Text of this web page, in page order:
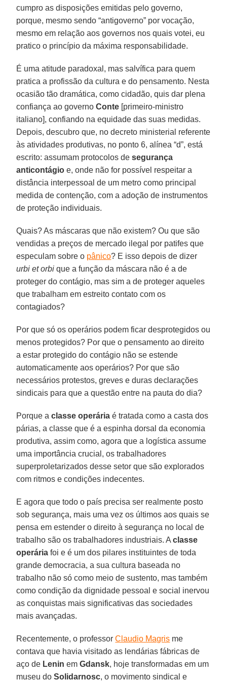
cumpro as disposições emitidas pelo governo,
porque, mesmo sendo “antigoverno” por vocação,
mesmo em relação aos governos nos quais votei, eu
pratico o princípio da máxima responsabilidade.
É uma atitude paradoxal, mas salvífica para quem
pratica a profissão da cultura e do pensamento. Nesta
ocasião tão dramática, como cidadão, quis dar plena
confiança ao governoConte [primeiro-ministro
italiano], confiando na equidade das suas medidas.
Depois, descubro que, no decreto ministerial referente
às atividades produtivas, no ponto 6, alínea “d”, está
escrito: assumam protocolos desegurança
anticontágio e, onde não for possível respeitar a
distância interpessoal de um metro como principal
medida de contenção, com a adoção de instrumentos
de proteção individuais.
Quais? As máscaras que não existem? Ou que são
vendidas a preços de mercado ilegal por patifes que
especulam sobre o pânico? E isso depois de dizer
urbi et orbi que a função da máscara não é a de
proteger do contágio, mas sim a de proteger aqueles
que trabalham em estreito contato com os
contagiados?
Por que só os operários podem ficar desprotegidos ou
menos protegidos? Por que o pensamento ao direito
a estar protegido do contágio não se estende
automaticamente aos operários? Por que são
necessários protestos, greves e duras declarações
sindicais para que a questão entre na pauta do dia?
Porque aclasse operária é tratada como a casta dos
párias, a classe que é a espinha dorsal da economia
produtiva, assim como, agora que a logística assume
uma importância crucial, os trabalhadores
superproletarizados desse setor que são explorados
com ritmos e condições indecentes.
E agora que todo o país precisa ser realmente posto
sob segurança, mais uma vez os últimos aos quais se
pensa em estender o direito à segurança no local de
trabalho são os trabalhadores industriais. Aclasse
operária foi e é um dos pilares instituintes de toda
grande democracia, a sua cultura baseada no
trabalho não só como meio de sustento, mas também
como condição da dignidade pessoal e social inervou
as conquistas mais significativas das sociedades
mais avançadas.
Recentemente, o professorClaudio Magris me
contava que havia visitado as lendárias fábricas de
aço de Lenin emGdansk, hoje transformadas em um
museu doSolidarnosc, o movimento sindical e